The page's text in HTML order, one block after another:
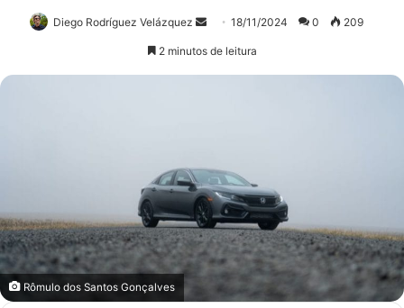
Diego Rodríguez Velázquez
Mande18/11/2024 0 209
2 minutos de leitura
Rômulo dos Santos Gonçalves